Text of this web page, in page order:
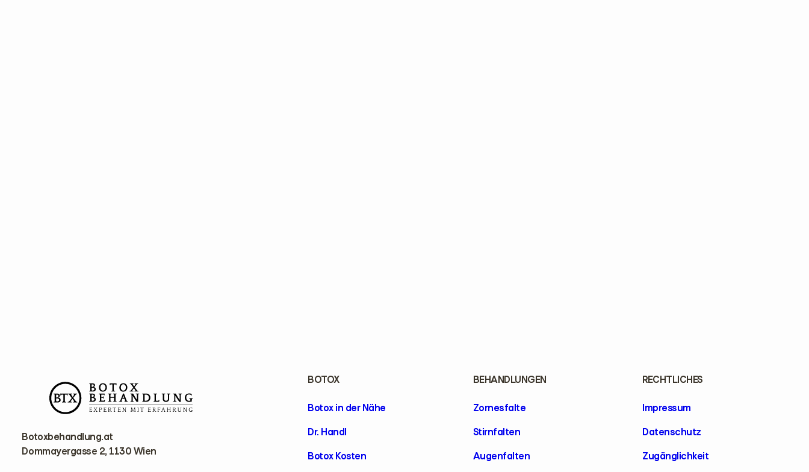
Botoxbehandlung.at
Dommayergasse 2, 1130 Wien
BOTOX
Botox in der Nähe
Dr. Handl
Botox Kosten
BEHANDLUNGEN
Zornesfalte
Stirnfalten
Augenfalten
RECHTLICHES
Impressum
Datenschutz
Zugänglichkeit